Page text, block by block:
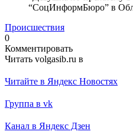
“СоцИнформБюро” в
Происшествия
0
Комментировать
Читать volgasib.ru в
Читайте в Яндекс Новостях
Группа в vk
Канал в Яндекс Дзен